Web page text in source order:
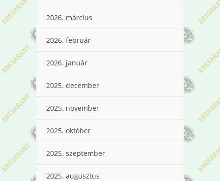
2026. március
2026. február
2026. január
2025. december
2025. november
2025. október
2025. szeptember
2025. augusztus